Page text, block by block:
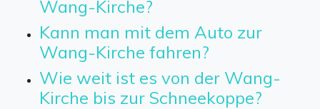
Wang-Kirche?
Kann man mit dem Auto zur
Wang-Kirche fahren?
Wie weit ist es von der Wang-
Kirche bis zur Schneekoppe?